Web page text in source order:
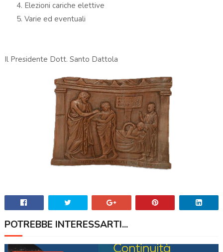
Elezioni cariche elettive
Varie ed eventuali
Il Presidente Dott. Santo Dattola
POTREBBE INTERESSARTI...